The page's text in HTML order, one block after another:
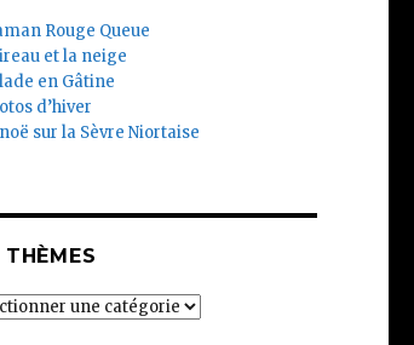
Rouge Queue
et la neige
en Gâtine
d’hiver
sur la Sèvre Niortaise
THÈMES